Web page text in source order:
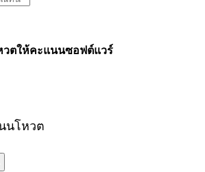
วตให้คะแนนซอฟต์แวร์
นโหวต